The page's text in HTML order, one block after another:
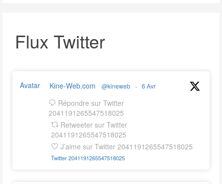
Flux Twitter
Avatar Kine-Web.com @kineweb · 6 Avr
Répondre sur Twitter
2041191265547518025
Retweeter sur Twitter
2041191265547518025
J’aime sur Twitter 2041191265547518025
Twitter2041191265547518025